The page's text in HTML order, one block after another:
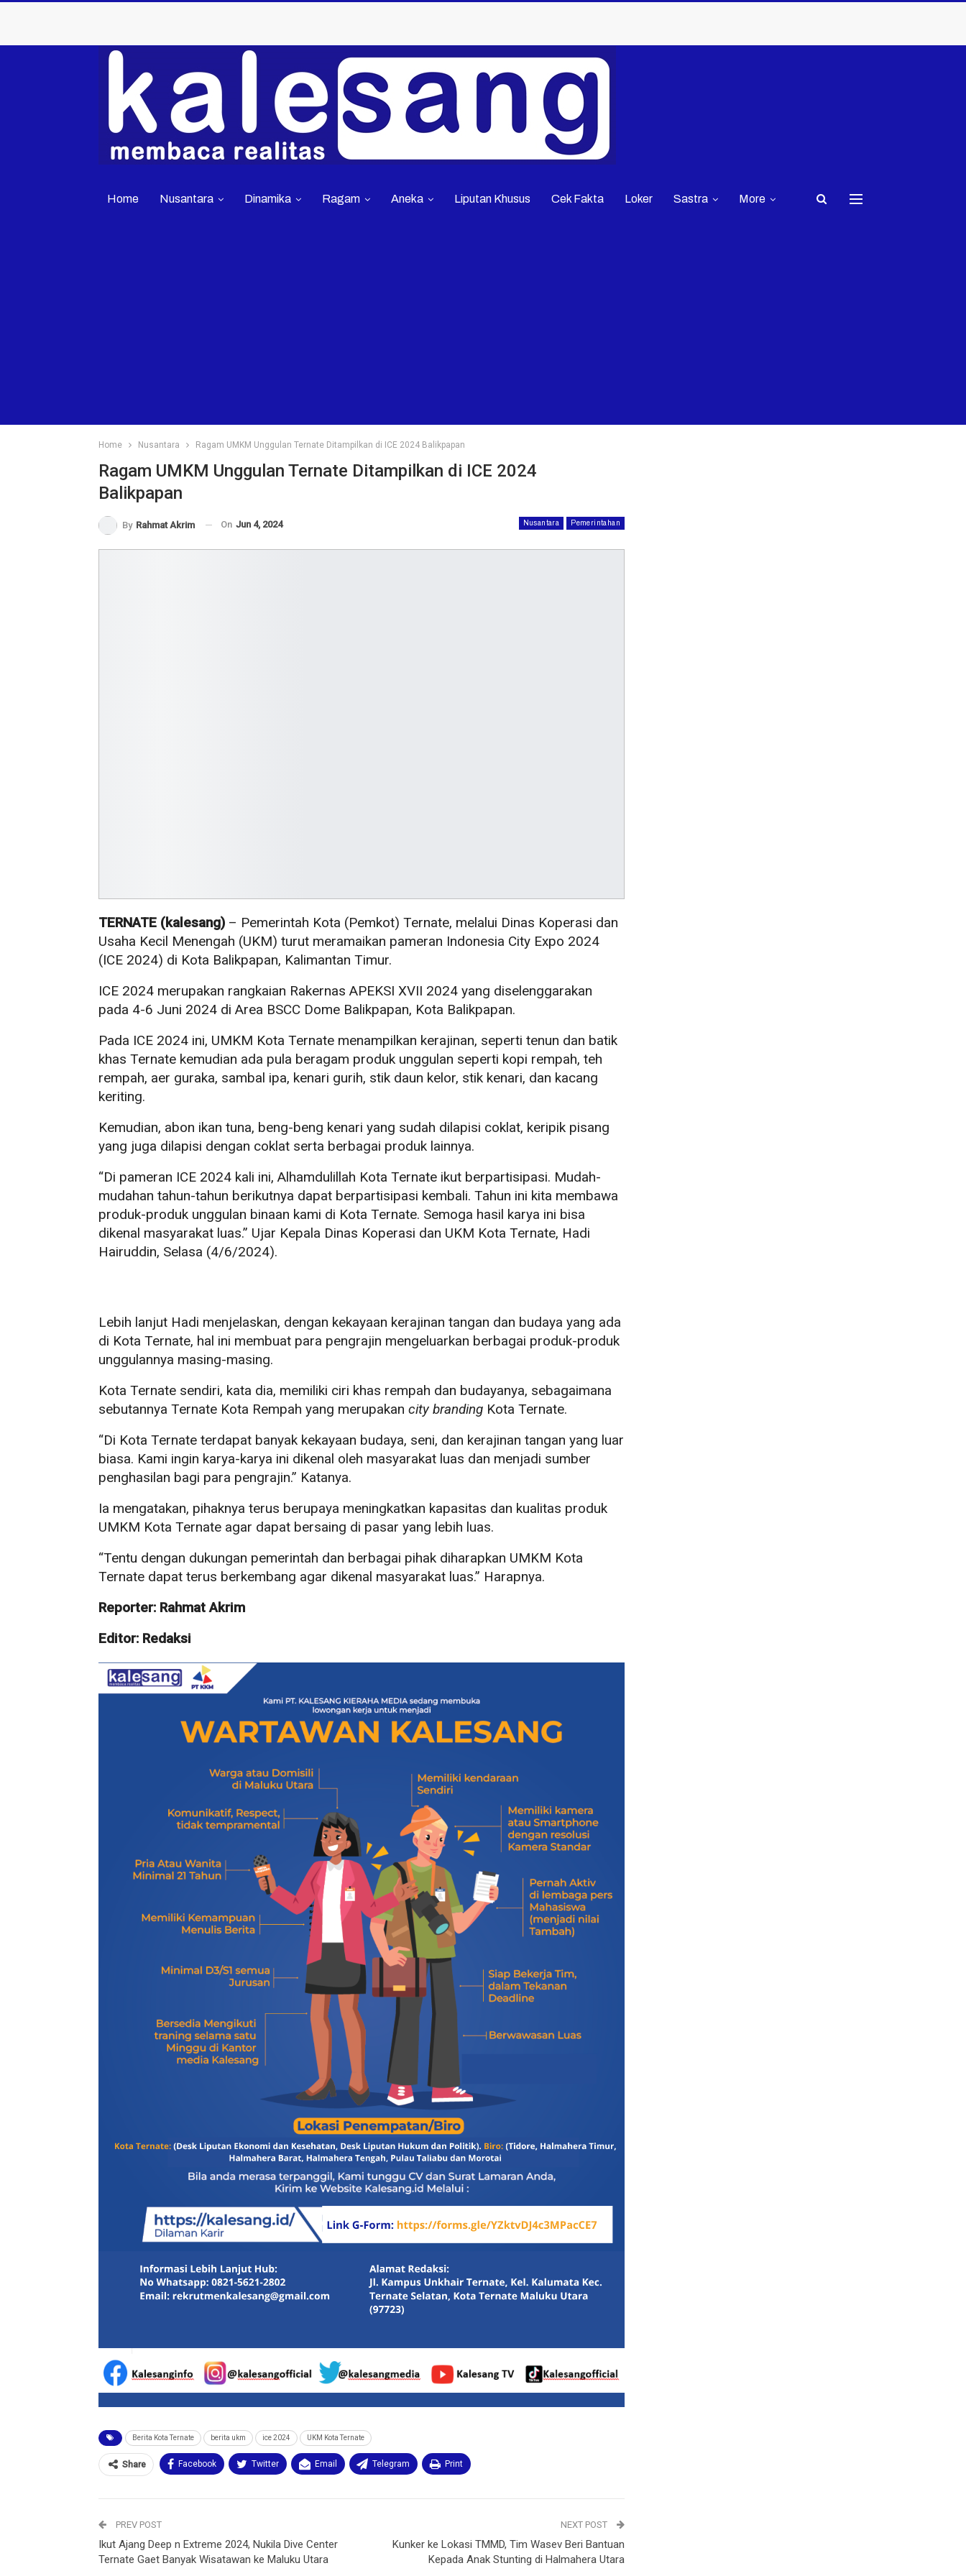
Home Nusantara Dinamika Ragam Aneka Liputan Khusus Cek Fakta Loker Sastra More
Home Nusantara Ragam UMKM Unggulan Ternate Ditampilkan di ICE 2024 Balikpapan
Ragam UMKM Unggulan Ternate Ditampilkan di ICE 2024
Balikpapan
Nusantara Pemerintahan
By Rahmat Akrim On Jun 4, 2024
TERNATE (kalesang) – Pemerintah Kota (Pemkot) Ternate, melalui Dinas Koperasi dan
Usaha Kecil Menengah (UKM) turut meramaikan pameran Indonesia City Expo 2024
(ICE 2024) di Kota Balikpapan, Kalimantan Timur.
ICE 2024 merupakan rangkaian Rakernas APEKSI XVII 2024 yang diselenggarakan
pada 4-6 Juni 2024 di Area BSCC Dome Balikpapan, Kota Balikpapan.
Pada ICE 2024 ini, UMKM Kota Ternate menampilkan kerajinan, seperti tenun dan batik
khas Ternate kemudian ada pula beragam produk unggulan seperti kopi rempah, teh
rempah, aer guraka, sambal ipa, kenari gurih, stik daun kelor, stik kenari, dan kacang
keriting.
Kemudian, abon ikan tuna, beng-beng kenari yang sudah dilapisi coklat, keripik pisang
yang juga dilapisi dengan coklat serta berbagai produk lainnya.
“Di pameran ICE 2024 kali ini, Alhamdulillah Kota Ternate ikut berpartisipasi. Mudah-
mudahan tahun-tahun berikutnya dapat berpartisipasi kembali. Tahun ini kita membawa
produk-produk unggulan binaan kami di Kota Ternate. Semoga hasil karya ini bisa
dikenal masyarakat luas.” Ujar Kepala Dinas Koperasi dan UKM Kota Ternate, Hadi
Hairuddin, Selasa (4/6/2024).
Lebih lanjut Hadi menjelaskan, dengan kekayaan kerajinan tangan dan budaya yang ada
di Kota Ternate, hal ini membuat para pengrajin mengeluarkan berbagai produk-produk
unggulannya masing-masing.
Kota Ternate sendiri, kata dia, memiliki ciri khas rempah dan budayanya, sebagaimana
sebutannya Ternate Kota Rempah yang merupakan city branding Kota Ternate.
“Di Kota Ternate terdapat banyak kekayaan budaya, seni, dan kerajinan tangan yang luar
biasa. Kami ingin karya-karya ini dikenal oleh masyarakat luas dan menjadi sumber
penghasilan bagi para pengrajin.” Katanya.
Ia mengatakan, pihaknya terus berupaya meningkatkan kapasitas dan kualitas produk
UMKM Kota Ternate agar dapat bersaing di pasar yang lebih luas.
“Tentu dengan dukungan pemerintah dan berbagai pihak diharapkan UMKM Kota
Ternate dapat terus berkembang agar dikenal masyarakat luas.” Harapnya.
Reporter: Rahmat Akrim
Editor: Redaksi
Berita Kota Ternate berita ukm ice 2024 UKM Kota Ternate
Share Facebook Twitter Email Telegram Print
PREV POST
Ikut Ajang Deep n Extreme 2024, Nukila Dive Center
Ternate Gaet Banyak Wisatawan ke Maluku Utara
NEXT POST
Kunker ke Lokasi TMMD, Tim Wasev Beri Bantuan
Kepada Anak Stunting di Halmahera Utara